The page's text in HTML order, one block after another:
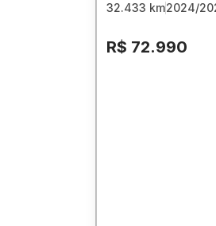
32.433 km2024/
R$ 72.990